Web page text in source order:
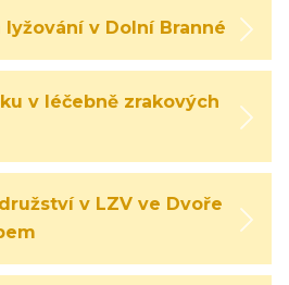
v Dolní Branné
v léčebně zrakových
v LZV ve Dvoře